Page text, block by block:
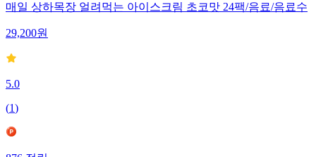
매일 상하목장 얼려먹는 아이스크림 초코맛 24팩/음료/음료수
29,200원
5.0
(1)